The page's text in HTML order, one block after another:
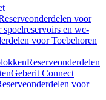
voor
spoelreservoirs en wc-
voor Toebehoren
Reserveonderdelen
Geberit Connect
voor